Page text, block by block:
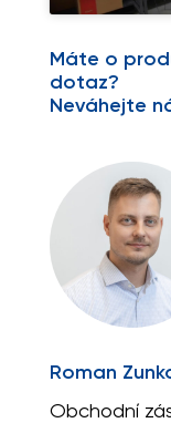
Máte o
dotaz?
Neváhejte
Roman
Obchodní